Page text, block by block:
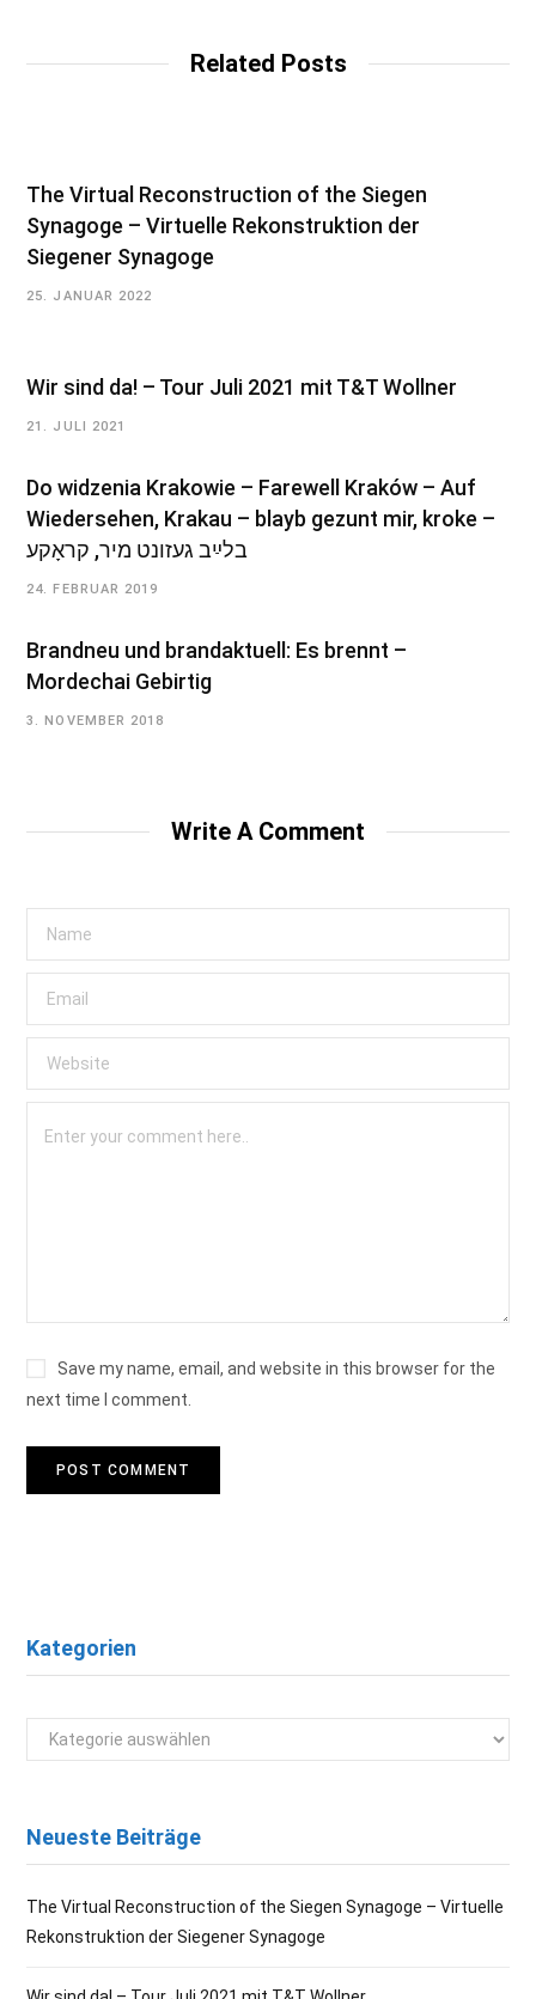
Related Posts
The Virtual Reconstruction of the Siegen
Synagoge – Virtuelle Rekonstruktion der
Siegener Synagoge
25. JANUAR 2022
Wir sind da! – Tour Juli 2021 mit T&T Wollner
21. JULI 2021
Do widzenia Krakowie – Farewell Kraków – Auf
Wiedersehen, Krakau – blayb gezunt mir, kroke –
בלײַב געזונט מיר, קראָקע
24. FEBRUAR 2019
Brandneu und brandaktuell: Es brennt –
Mordechai Gebirtig
3. NOVEMBER 2018
Write A Comment
Save my name, email, and website in this browser for the
next time I comment.
Kategorien
Kategorien
Neueste Beiträge
The Virtual Reconstruction of the Siegen Synagoge – Virtuelle
Rekonstruktion der Siegener Synagoge